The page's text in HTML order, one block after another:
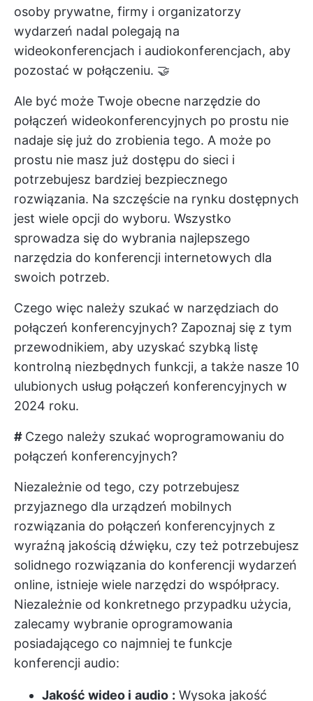
osoby prywatne, firmy i organizatorzy
wydarzeń nadal polegają na
wideokonferencjach i audiokonferencjach, aby
pozostać w połączeniu. 🤝
Ale być może Twoje obecne narzędzie do
połączeń wideokonferencyjnych po prostu nie
nadaje się już do zrobienia tego. A może po
prostu nie masz już dostępu do sieci i
potrzebujesz bardziej bezpiecznego
rozwiązania. Na szczęście na rynku dostępnych
jest wiele opcji do wyboru. Wszystko
sprowadza się do wybrania najlepszego
narzędzia do konferencji internetowych dla
swoich potrzeb.
Czego więc należy szukać w narzędziach do
połączeń konferencyjnych? Zapoznaj się z tym
przewodnikiem, aby uzyskać szybką listę
kontrolną niezbędnych funkcji, a także nasze 10
ulubionych usług połączeń konferencyjnych w
2024 roku.
# Czego należy szukać woprogramowaniu do
połączeń konferencyjnych?
Niezależnie od tego, czy potrzebujesz
przyjaznego dla urządzeń mobilnych
rozwiązania do połączeń konferencyjnych z
wyraźną jakością dźwięku, czy też potrzebujesz
solidnego rozwiązania do konferencji wydarzeń
online, istnieje wiele narzędzi do współpracy.
Niezależnie od konkretnego przypadku użycia,
zalecamy wybranie oprogramowania
posiadającego co najmniej te funkcje
konferencji audio:
Jakość wideo i audio : Wysoka jakość